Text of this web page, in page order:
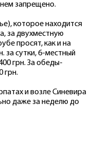
запрещено.
которое находится
за двухместную
просят, как и на
за сутки, 6-местный
грн. За обеды-
грн.
и возле Синевира
даже за неделю до